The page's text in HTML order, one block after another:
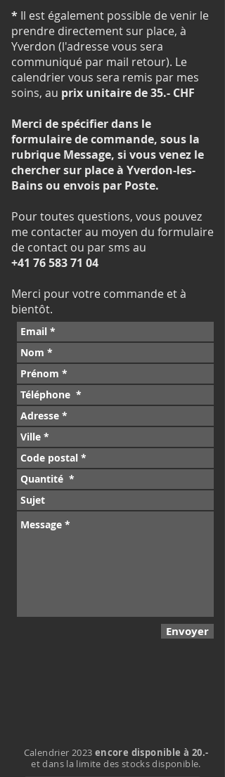
* Il est également possible de venir le
prendre directement sur place, à
Yverdon (l'adresse vous sera
communiqué par mail retour). Le
calendrier vous sera remis par mes
soins, au prix unitaire de 35.- CHF
Merci de spécifier dans le
formulaire de commande, sous la
rubrique Message, si vous venez le
chercher sur place à Yverdon-les-
Bains ou envois par Poste.
Pour toutes questions, vous pouvez
me contacter au moyen du formulaire
de contact ou par sms au
+41 76 583 71 04
Merci pour votre commande et à
bientôt.
Envoyer
Calendrier 2023 encore disponible à 20.-
et dans la limite des stocks disponible.